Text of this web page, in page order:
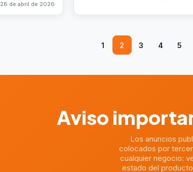
28 de abril de 2026
1 2 3 4 5
Aviso
Los anuncios
colocados por
cualquier negocio:
estado del